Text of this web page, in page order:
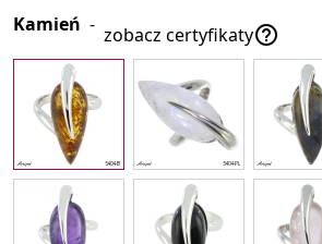
Kamień - zobacz certyfikaty